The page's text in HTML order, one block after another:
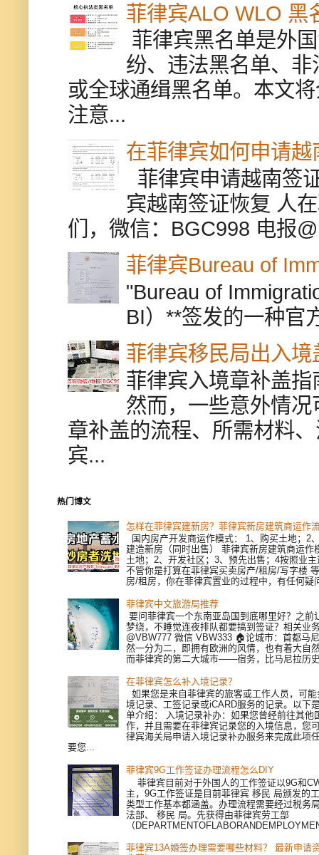
菲律宾ALO WLO 黑
菲律宾黑名单是外
纷、违法黑名单、
或全球通缉黑名单。本文
注意...
在菲律宾如何申请越
菲律宾申请越南签
宾越南签证恢复 人
们，微信：BGC998 电报
菲律宾Bureau of
"Bureau of
BI）**签发的一种官
菲律宾移民局出入
菲律宾入境章补盖
然而，一些意外情
章补盖的流程、所需材料
宾...
热门博文
怎样在菲律宾建新房？菲律宾新房建筑商运作
国内房产开发商运作模式： 1、购买土地；2
建造新房（同时出售） 菲律宾新房建筑商运作
土地；2、开发社区；3、预先出售；4按照业
不管你是打算在菲律宾买卖房产/租房/写字楼
房/租房，你在菲律宾置业的过程中，有任何疑
菲律宾中文旅游局推荐
要问菲律宾一个东南亚岛国到底哪里好？之前
梦绕，不睡觉连夜排队都要搞到签证？相关业
@VBW777 微信 VBW333 🏠论城市：首都马
然一分为二，即拥有欧洲的风情，也有着大自
而菲律宾的第二大城市——宿务，比马尼拉历
在菲律宾怎么补入境记录？
如果您是来自菲律宾的旅客或工作人员，可
境记录、工签记录或iCARD服务的记录。以下
单介绍： 入境记录补办：如果您曾经前往其他
作，并且需要在菲律宾记录您的入境信息，您
律宾海关局申请入境记录补办服务来完成此项
要您...
菲律宾9G工作签证办理流程怎么DIY
菲律宾目前对于外国人的工作签证以9G和
主，9G工作签证是目前菲律宾 移民 局颁发的
类型工作基本都涵盖。办理流程需要经过税务
法部、 移民 局。先获得由菲律宾劳工部
（
菲律宾13A婚签办理需要哪些材料？ 最新申请